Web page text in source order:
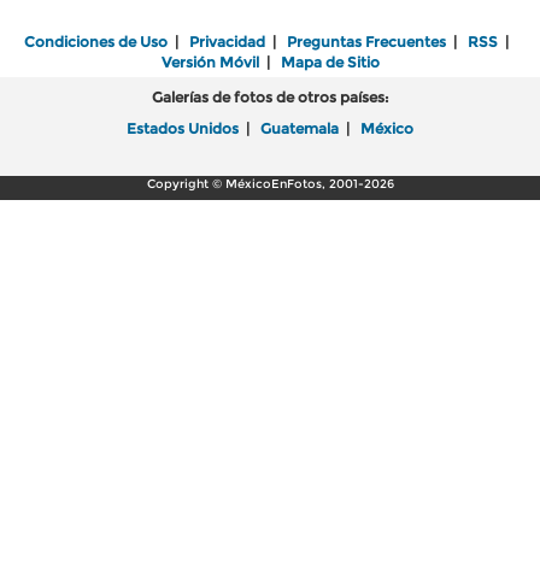
Condiciones de Uso | Privacidad | Preguntas Frecuentes | RSS |
Versión Móvil| Mapa de Sitio
Galerías de fotos de otros países:
Estados Unidos | Guatemala | México
Copyright © MéxicoEnFotos, 2001-2026